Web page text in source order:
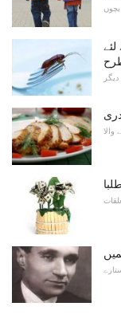
بچوں
دیگر
والا